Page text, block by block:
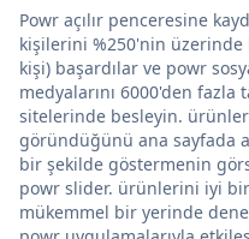
Powr açılır penceresine
kişilerini %250'nin
kişi) başardılar ve powr
medyalarını 6000'den fazla
sitelerinde besleyin.
göründüğünü ana sayfada
bir şekilde göstermenin
powr slider. ürünlerini iyi
mükemmel bir yerinde